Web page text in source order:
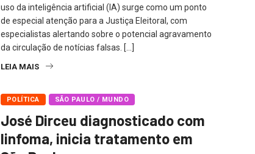
uso da inteligência artificial (IA) surge como um ponto
de especial atenção para a Justiça Eleitoral, com
especialistas alertando sobre o potencial agravamento
da circulação de notícias falsas. […]
LEIA MAIS
POLÍTICA SÃO PAULO / MUNDO
José Dirceu diagnosticado com
linfoma, inicia tratamento em